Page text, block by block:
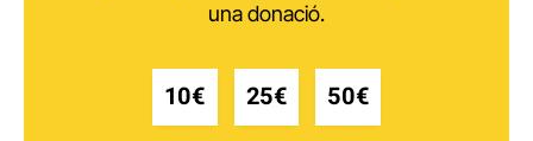
una donació.
10€ 25€ 50€